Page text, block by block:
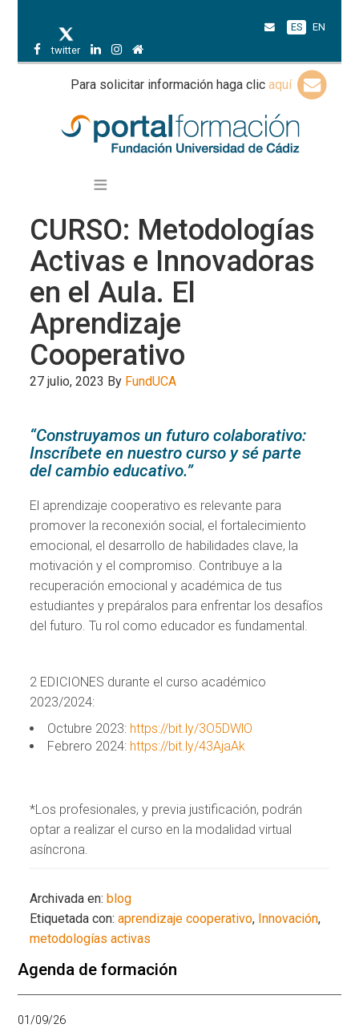
twitter
ES EN
Para solicitar información haga clic aquí
CURSO: Metodologías
Activas e Innovadoras
en el Aula. El
Aprendizaje
Cooperativo
27 julio, 2023 By FundUCA
“Construyamos un futuro colaborativo:
Inscríbete en nuestro curso y sé parte
del cambio educativo.”
El aprendizaje cooperativo es relevante para
promover la reconexión social, el fortalecimiento
emocional, el desarrollo de habilidades clave, la
motivación y el compromiso. Contribuye a la
recuperación emocional y académica de tus
estudiantes y prepáralos para enfrentar los desafíos
del futuro. Tu rol como educador es fundamental.
2 EDICIONES durante el curso académico
2023/2024:
Octubre 2023: https://bit.ly/3O5DWlO
Febrero 2024: https://bit.ly/43AjaAk
*Los profesionales, y previa justificación, podrán
optar a realizar el curso en la modalidad virtual
asíncrona.
Archivada en:blog
Etiquetada con:aprendizaje cooperativo, Innovación,
metodologías activas
Agenda de formación
01/09/26